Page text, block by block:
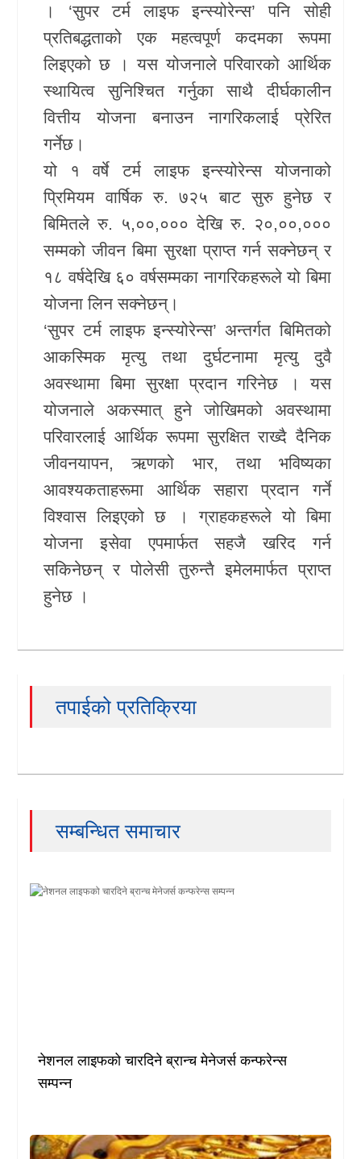
। ‘सुपर टर्म लाइफ इन्स्योरेन्स’ पनि सोही
प्रतिबद्धताको एक महत्वपूर्ण कदमका रूपमा
लिइएको छ । यस योजनाले परिवारको आर्थिक
स्थायित्व सुनिश्चित गर्नुका साथै दीर्घकालीन
वित्तीय योजना बनाउन नागरिकलाई प्रेरित
गर्नेछ।
यो १ वर्षे टर्म लाइफ इन्स्योरेन्स योजनाको
प्रिमियम वार्षिक रु. ७२५ बाट सुरु हुनेछ र
बिमितले रु. ५,००,००० देखि रु. २०,००,०००
सम्मको जीवन बिमा सुरक्षा प्राप्त गर्न सक्नेछन् र
१८ वर्षदेखि ६० वर्षसम्मका नागरिकहरूले यो बिमा
योजना लिन सक्नेछन्।
‘सुपर टर्म लाइफ इन्स्योरेन्स’ अन्तर्गत बिमितको
आकस्मिक मृत्यु तथा दुर्घटनामा मृत्यु दुवै
अवस्थामा बिमा सुरक्षा प्रदान गरिनेछ । यस
योजनाले अकस्मात् हुने जोखिमको अवस्थामा
परिवारलाई आर्थिक रूपमा सुरक्षित राख्दै दैनिक
जीवनयापन, ऋणको भार, तथा भविष्यका
आवश्यकताहरूमा आर्थिक सहारा प्रदान गर्ने
विश्वास लिइएको छ । ग्राहकहरूले यो बिमा
योजना इसेवा एपमार्फत सहजै खरिद गर्न
सकिनेछन् र पोलेसी तुरुन्तै इमेलमार्फत प्राप्त
हुनेछ ।
तपाईको प्रतिक्रिया
सम्बन्धित समाचार
नेशनल लाइफको चारदिने ब्रान्च मेनेजर्स कन्फरेन्स
सम्पन्न